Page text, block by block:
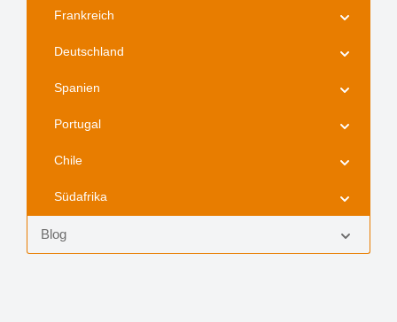
Frankreich
Deutschland
Spanien
Portugal
Chile
Südafrika
Blog